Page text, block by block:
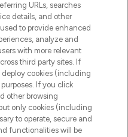
My Personal
URLs, searches
details, and other
to provide enhanced
analyze and
with more relevant
third party sites. If
deploy cookies (including
If you click
other browsing
only cookies (including
to operate, secure and
functionalities will be